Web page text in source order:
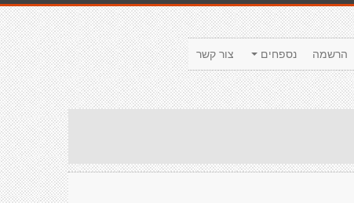
צור קשר נספחים הרשמה